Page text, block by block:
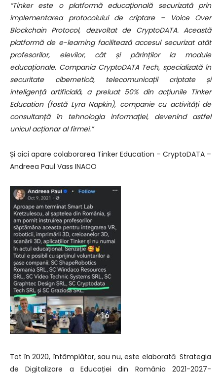
“Tinker este o platformă educațională securizată prin
implementarea protocolului de criptare – Voice Over
Blockchain Protocol, dezvoltat de CryptoDATA. Această
platformă de e-learning facilitează accesul securizat atât
profesorilor, elevilor, cât și părinților la module
educaționale. Compania CryptoDATA Tech, specializată în
securitate cibernetică, telecomunicații criptate și
inteligență artificială, a preluat 50% din acțiunile Tinker
Education (fostă Lyra Napkin), companie cu activități de
consultanță în tehnologia informației, devenind astfel
unicul acționar al firmei.”
Și aici apare colaborarea Tinker Education – CryptoDATA –
Andreea Paul Vass INACO
Tot în 2020, întâmplător, sau nu, este elaborată Strategia
de Digitalizare a Educației din România 2021-2027-